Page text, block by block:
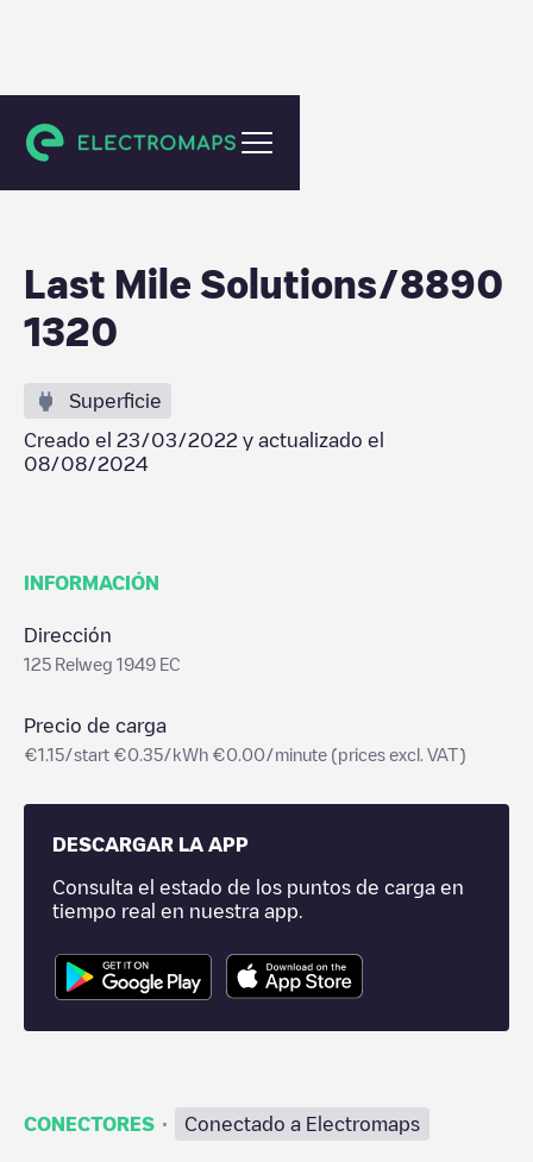
Wijk aan Zee
Last Mile Solutions/8890
1320
Superficie
Creado el 23/03/2022 y actualizado el
08/08/2024
INFORMACIÓN
Dirección
125 Relweg 1949 EC
Precio de carga
€1.15/start €0.35/kWh €0.00/minute (prices excl. VAT)
DESCARGAR LA APP
Consulta el estado de los puntos de carga en
tiempo real en nuestra app.
CONECTORES · Conectado a Electromaps